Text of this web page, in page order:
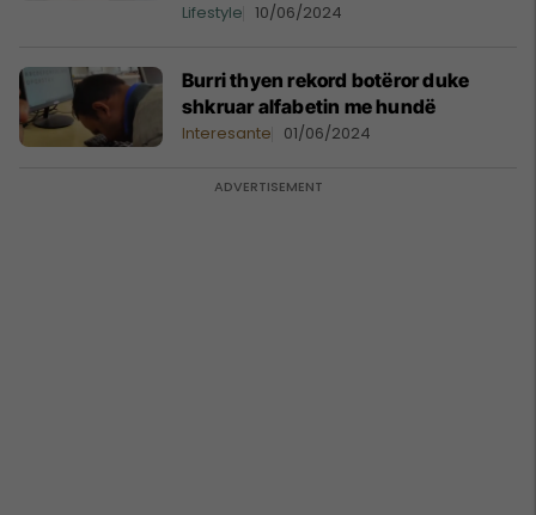
Lifestyle 10/06/2024
Burri thyen rekord botëror duke
shkruar alfabetin me hundë
Interesante 01/06/2024